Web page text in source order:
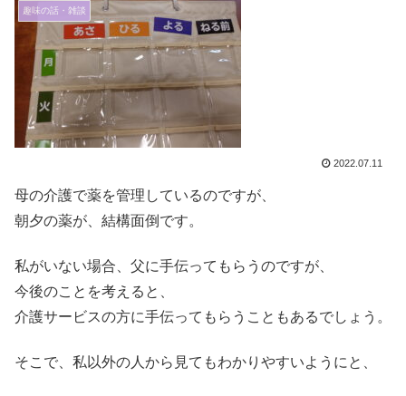
趣味の話・雑談
2022.07.11
母の介護で薬を管理しているのですが、
朝夕の薬が、結構面倒です。
私がいない場合、父に手伝ってもらうのですが、
今後のことを考えると、
介護サービスの方に手伝ってもらうこともあるでしょう。
そこで、私以外の人から見てもわかりやすいようにと、